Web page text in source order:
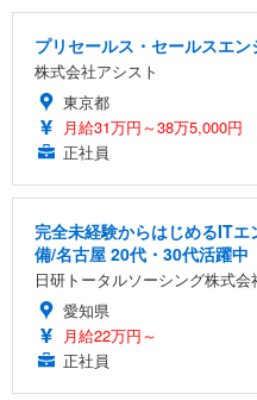
プリセールス・セールスエン
株式会社アシスト
東京都
月給31万円～38万5,000円
正社員
完全未経験からはじめるIT
備/名古屋 20代・30代活躍中
日研トータルソーシング株式会
愛知県
月給22万円～
正社員